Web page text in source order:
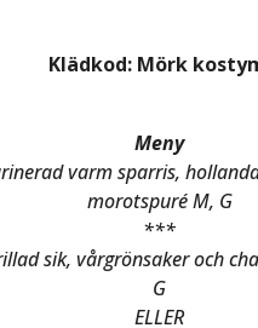
Klädkod: Mörk
Meny
varm sparris,
morotspuré M, G
***
sik, vårgrönsaker och
G
ELLER